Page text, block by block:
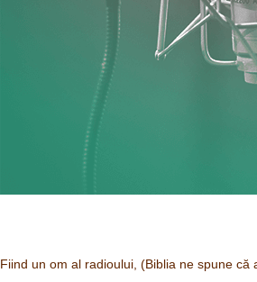
Fiind un om al radioului, (Biblia ne spune